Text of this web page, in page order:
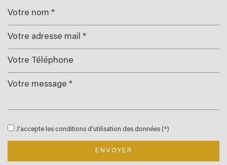
Bar
École maternelle
J'accepte les conditions d'utilisation des données (*)
ENVOYER